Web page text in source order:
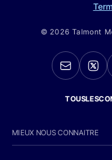
© 2026 Talmont
MIEUX NOUS CONNAITRE